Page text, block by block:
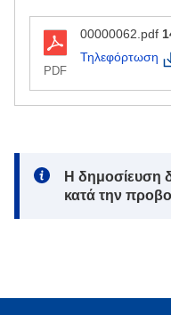
PDF
00000062.pdf
Τηλεφόρτωση
Note:
Η δημοσίευση
κατά την